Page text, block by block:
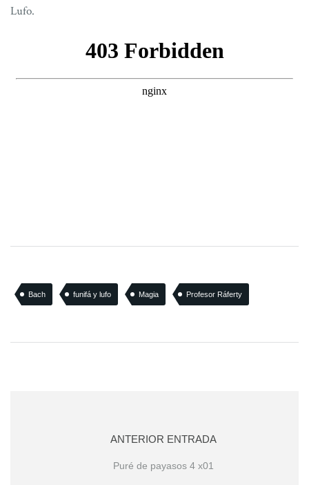
Lufo.
Bach funifá y lufo Magia Profesor Ráferty
ANTERIOR ENTRADA
Puré de payasos 4 x01